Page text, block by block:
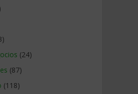
(24)
(87)
(118)